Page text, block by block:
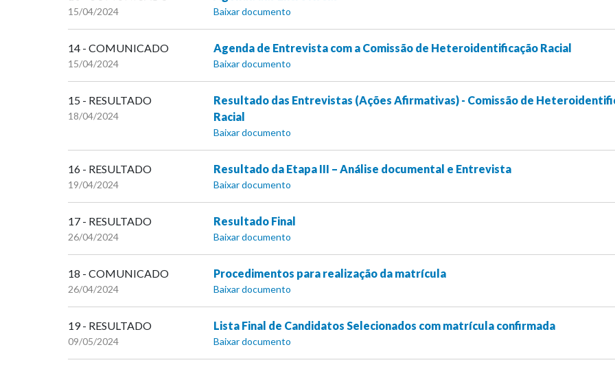
15/04/2024 Baixar documento
14 - COMUNICADO
15/04/2024
Agenda de Entrevista com a Comissão de Heteroidentificação Racial
Baixar documento
15 - RESULTADO
18/04/2024
Resultado das Entrevistas (Ações Afirmativas) - Comissão de
Racial
Baixar documento
16 - RESULTADO
19/04/2024
Resultado da Etapa III – Análise documental e Entrevista
Baixar documento
17 - RESULTADO
26/04/2024
Resultado Final
Baixar documento
18 - COMUNICADO
26/04/2024
Procedimentos para realização da matrícula
Baixar documento
19 - RESULTADO
09/05/2024
Lista Final de Candidatos Selecionados com matrícula confirmada
Baixar documento